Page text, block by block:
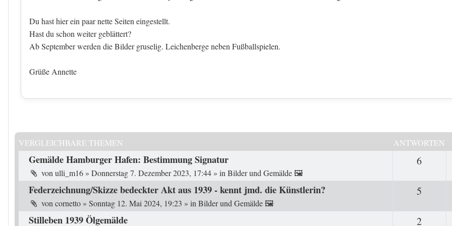
Du hast hier ein paar nette Seiten eingestellt.
Hast du schon weiter geblättert?
Ab September werden die Bilder gruselig. Leichenberge neben Fußballspielen.
Grüße Annette
VERGLEICHBARE THEMEN ANTWORTEN
Gemälde Hamburger Hafen: Bestimmung Signatur
vonulli_m16» Donnerstag 7. Dezember 2023, 17:44» inBilder und Gemälde 🖼️
6
Federzeichnung/Skizze bedeckter Akt aus 1939 - kennt jmd. die Künstlerin?
voncornetto» Sonntag 12. Mai 2024, 19:23 » inBilder und Gemälde 🖼️
5
Stilleben 1939 Ölgemälde 2